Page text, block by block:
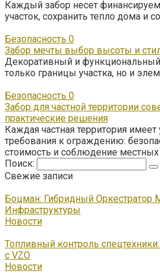
Каждый забор несет
участок, сохранить тепло дома и
Безопасность 0
Забор мечты выбор высоты и
Декоративный и функциональный
только границы участка, но и
Безопасность 0
Забор для частной территории
практические решения
Каждая частная территория
требования к ограждению:
стоимость и соблюдение местных
Поиск:
Свежие записи
Боцман: Гибридный Оркестратор
Инфраструктуры
Новости
Топливный контроль
с VZO
Новости